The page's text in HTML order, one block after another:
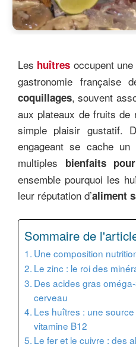
Les huîtres occupent
gastronomie française
coquillages, souvent
aux plateaux de fruits de
simple plaisir gustatif.
engageant se cache un
multiples bienfaits
ensemble pourquoi les
leur réputation d’aliment
Sommaire de
Une composition
Le zinc : le roi des
Des acides gras
cerveau
Les huîtres : une
vitamine B12
Le fer et le cuivre : des